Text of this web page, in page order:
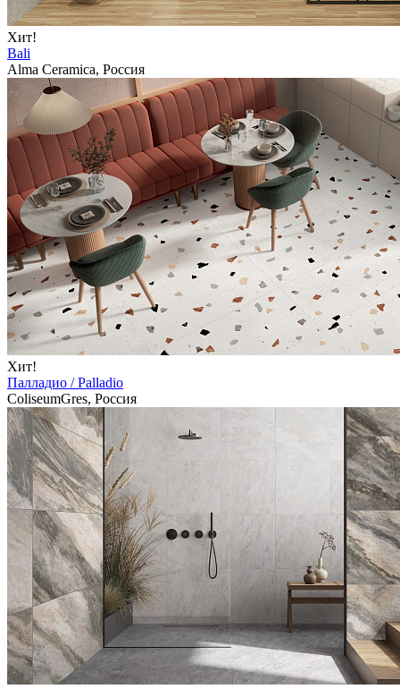
Хит!
Bali
Alma Ceramica, Россия
Хит!
Палладио / Palladio
ColiseumGres, Россия